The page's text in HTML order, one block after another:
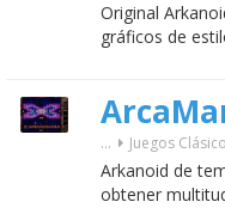
Original
gráficos de
... Juegos
Arkanoid de
obtener